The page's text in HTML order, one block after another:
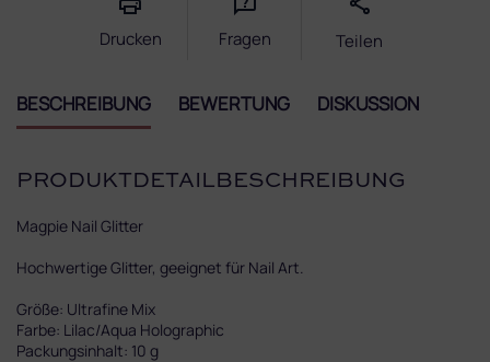
Drucken Fragen Teilen
BESCHREIBUNG BEWERTUNG DISKUSSION
PRODUKTDETAILBESCHREIBUNG
Magpie Nail Glitter
Hochwertige Glitter, geeignet für Nail Art.
Größe: Ultrafine Mix
Farbe: Lilac/Aqua Holographic
Packungsinhalt: 10 g